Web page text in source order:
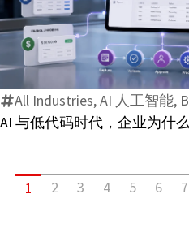
发
票
标
准
有
哪
化？
AI
与
低
代
码
时
All Industries, AI 人工智能,
AI 与低代码时代，企业为什
1 2 3 4 5 6 7